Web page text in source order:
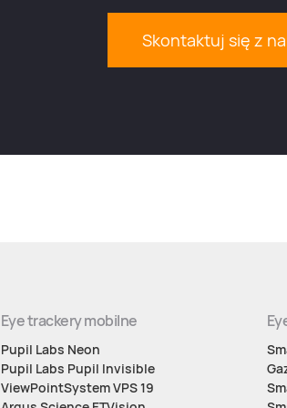
Skontaktuj się z
Eye trackery mobilne
Pupil Labs Neon
Pupil Labs Pupil Invisible
ViewPointSystem VPS 19